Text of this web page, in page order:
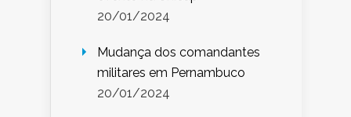
20/01/2024
Mudança dos comandantes
militares em Pernambuco
20/01/2024